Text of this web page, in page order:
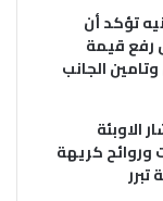
تؤكد أن
رفع قيمة
الجانب
وروائح كريهة